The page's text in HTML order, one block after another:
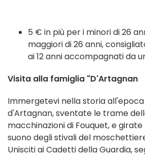
5 € in più per i minori di 26
maggiori di 26 anni,
ai 12 anni accompagnati da
Visita alla famiglia "D'Artagnan
Immergetevi nella storia all'epoca
d'Artagnan, sventate le trame
macchinazioni di Fouquet, e
suono degli stivali del
Unisciti ai Cadetti della Guardia,